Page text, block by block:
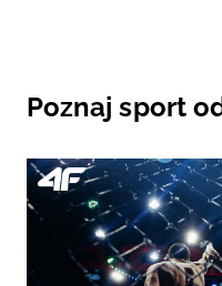
Poznaj sport